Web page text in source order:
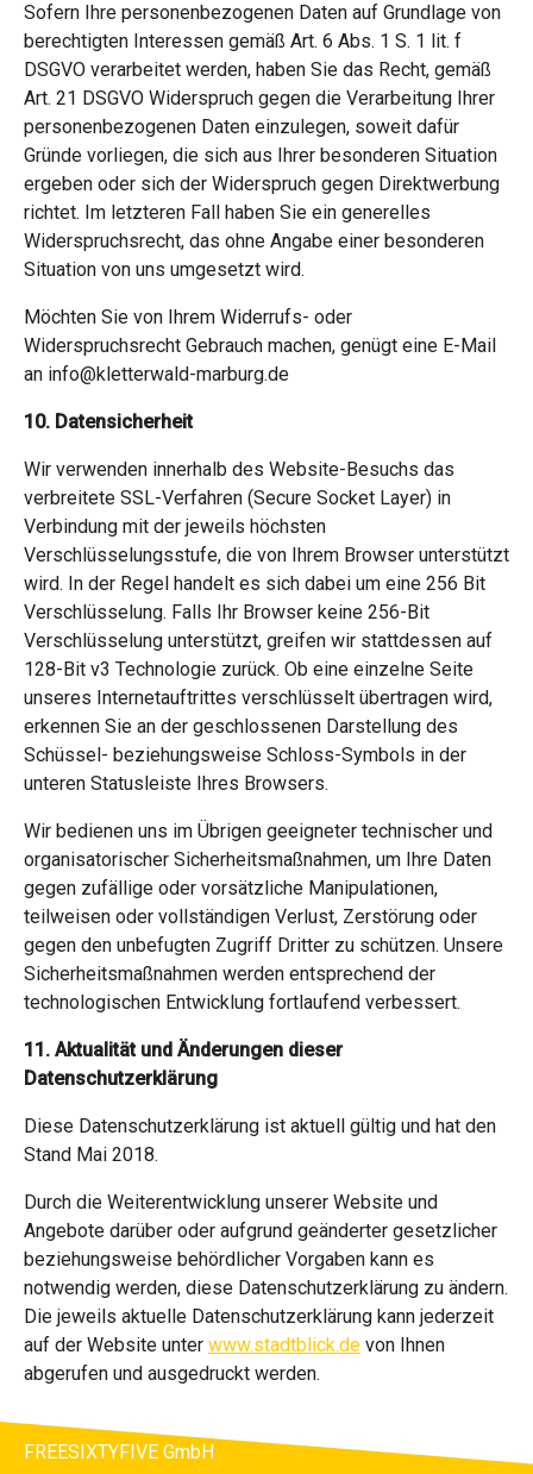
Sofern Ihre personenbezogenen Daten auf Grundlage von
berechtigten Interessen gemäß Art. 6 Abs. 1 S. 1 lit. f
DSGVO verarbeitet werden, haben Sie das Recht, gemäß
Art. 21 DSGVO Widerspruch gegen die Verarbeitung Ihrer
personenbezogenen Daten einzulegen, soweit dafür
Gründe vorliegen, die sich aus Ihrer besonderen Situation
ergeben oder sich der Widerspruch gegen Direktwerbung
richtet. Im letzteren Fall haben Sie ein generelles
Widerspruchsrecht, das ohne Angabe einer besonderen
Situation von uns umgesetzt wird.
Möchten Sie von Ihrem Widerrufs- oder
Widerspruchsrecht Gebrauch machen, genügt eine E-Mail
an info@kletterwald-marburg.de
10. Datensicherheit
Wir verwenden innerhalb des Website-Besuchs das
verbreitete SSL-Verfahren (Secure Socket Layer) in
Verbindung mit der jeweils höchsten
Verschlüsselungsstufe, die von Ihrem Browser unterstützt
wird. In der Regel handelt es sich dabei um eine 256 Bit
Verschlüsselung. Falls Ihr Browser keine 256-Bit
Verschlüsselung unterstützt, greifen wir stattdessen auf
128-Bit v3 Technologie zurück. Ob eine einzelne Seite
unseres Internetauftrittes verschlüsselt übertragen wird,
erkennen Sie an der geschlossenen Darstellung des
Schüssel- beziehungsweise Schloss-Symbols in der
unteren Statusleiste Ihres Browsers.
Wir bedienen uns im Übrigen geeigneter technischer und
organisatorischer Sicherheitsmaßnahmen, um Ihre Daten
gegen zufällige oder vorsätzliche Manipulationen,
teilweisen oder vollständigen Verlust, Zerstörung oder
gegen den unbefugten Zugriff Dritter zu schützen. Unsere
Sicherheitsmaßnahmen werden entsprechend der
technologischen Entwicklung fortlaufend verbessert.
11. Aktualität und Änderungen dieser
Datenschutzerklärung
Diese Datenschutzerklärung ist aktuell gültig und hat den
Stand Mai 2018.
Durch die Weiterentwicklung unserer Website und
Angebote darüber oder aufgrund geänderter gesetzlicher
beziehungsweise behördlicher Vorgaben kann es
notwendig werden, diese Datenschutzerklärung zu ändern.
Die jeweils aktuelle Datenschutzerklärung kann jederzeit
auf der Website unter www.stadtblick.de von Ihnen
abgerufen und ausgedruckt werden.
FREESIXTYFIVE GmbH